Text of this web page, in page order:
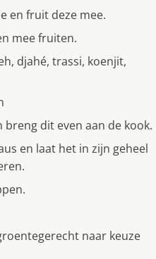
en fruit deze mee.
mee fruiten.
djahé, trassi, koenjit,
dit even aan de kook.
en laat het in zijn geheel
naar keuze